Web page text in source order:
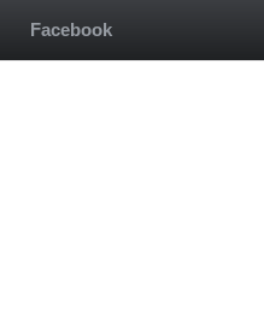
Facebook